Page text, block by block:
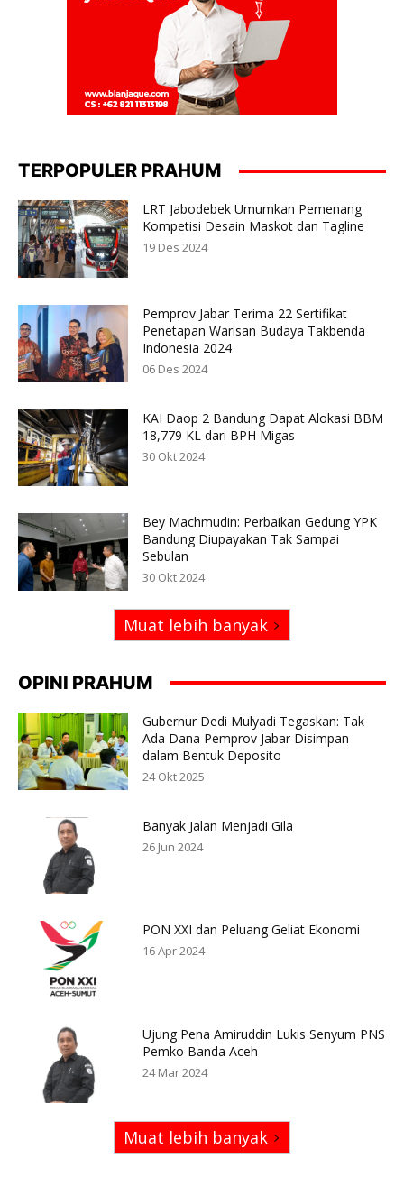
TERPOPULER PRAHUM
LRT Jabodebek Umumkan Pemenang
Kompetisi Desain Maskot dan Tagline
19 Des 2024
Pemprov Jabar Terima 22 Sertifikat
Penetapan Warisan Budaya Takbenda
Indonesia 2024
06 Des 2024
KAI Daop 2 Bandung Dapat Alokasi BBM
18,779 KL dari BPH Migas
30 Okt 2024
Bey Machmudin: Perbaikan Gedung YPK
Bandung Diupayakan Tak Sampai
Sebulan
30 Okt 2024
Muat lebih banyak
OPINI PRAHUM
Gubernur Dedi Mulyadi Tegaskan: Tak
Ada Dana Pemprov Jabar Disimpan
dalam Bentuk Deposito
24 Okt 2025
Banyak Jalan Menjadi Gila
26 Jun 2024
PON XXI dan Peluang Geliat Ekonomi
16 Apr 2024
Ujung Pena Amiruddin Lukis Senyum PNS
Pemko Banda Aceh
24 Mar 2024
Muat lebih banyak